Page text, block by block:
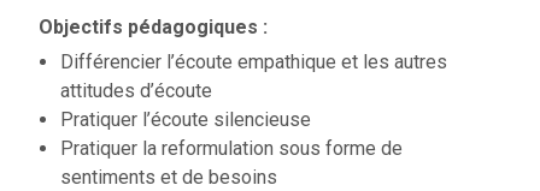
Objectifs pédagogiques :
Différencier l’écoute empathique et les autres
attitudes d’écoute
Pratiquer l’écoute silencieuse
Pratiquer la reformulation sous forme de
sentiments et de besoins